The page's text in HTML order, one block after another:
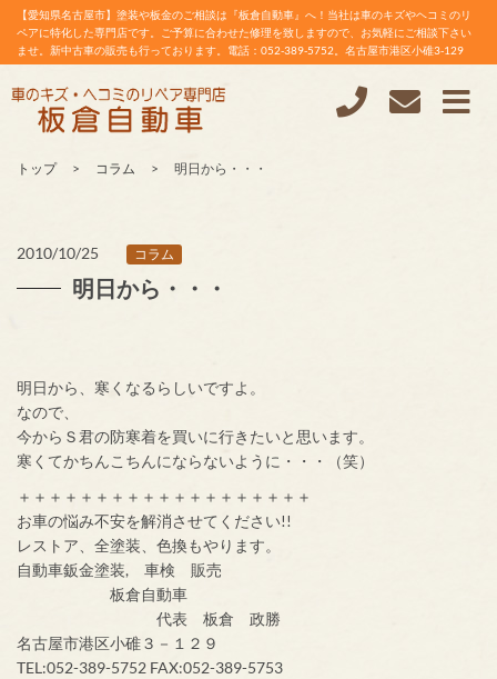
【愛知県名古屋市】塗装や板金のご相談は『板倉自動車』へ！当社は車のキズやヘコミのリ
ペアに特化した専門店です。ご予算に合わせた修理を致しますので、お気軽にご相談下さい
ませ。新中古車の販売も行っております。電話：052-389-5752。名古屋市港区小碓3-129
トップ コラム 明日から・・・
2010/10/25 コラム
明日から・・・
明日から、寒くなるらしいですよ。
なので、
今からＳ君の防寒着を買いに行きたいと思います。
寒くてかちんこちんにならないように・・・（笑）
＋＋＋＋＋＋＋＋＋＋＋＋＋＋＋＋＋＋＋
お車の悩み不安を解消させてください!!
レストア、全塗装、色換もやります。
自動車鈑金塗装, 車検 販売
板倉自動車
代表 板倉 政勝
名古屋市港区小碓３－１２９
TEL:052-389-5752 FAX:052-389-5753